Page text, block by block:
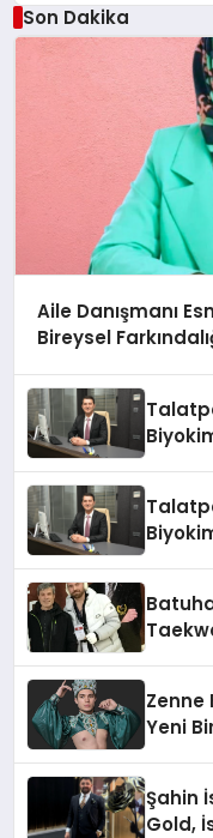
Son Dakika
Aile Danışmanı
Bireysel
Zenne
Yeni
Şahin
Gold,